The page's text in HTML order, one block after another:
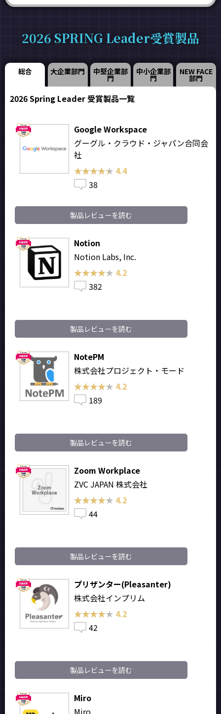
2026 SPRING Leader受賞製品
総合 大企業部門 中堅企業部
門
中小企業部
門
NEW FACE
部門
2026 Spring Leader 受賞製品一覧
Google Workspace
グーグル・クラウド・ジャパン合同会
社
★★★★★
★★★★★ 4.4
38
製品レビューを読む
Notion
Notion Labs, Inc.
★★★★★
★★★★★ 4.2
382
製品レビューを読む
NotePM
株式会社プロジェクト・モード
★★★★★
★★★★★ 4.2
189
製品レビューを読む
Zoom Workplace
ZVC JAPAN 株式会社
★★★★★
★★★★★ 4.2
44
製品レビューを読む
プリザンター(Pleasanter)
株式会社インプリム
★★★★★
★★★★★ 4.2
42
製品レビューを読む
Miro
Miro